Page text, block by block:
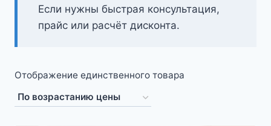
Если нужны быстрая консультация,
прайс или расчёт дисконта.
Отображение единственного товара